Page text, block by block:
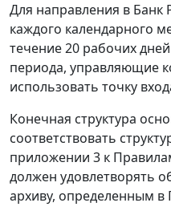
Для направления в Банк
каждого календарного
течение 20 рабочих
периода, управляющие
использовать точку
Конечная структура
соответствовать
приложении 3 к
должен удовлетворять
архиву, определенным в